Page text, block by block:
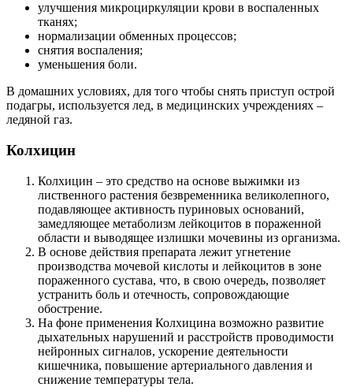
улучшения микроциркуляции крови в воспаленных
тканях;
нормализации обменных процессов;
снятия воспаления;
уменьшения боли.
В домашних условиях, для того чтобы снять приступ острой
подагры, используется лед, в медицинских учреждениях –
ледяной газ.
Колхицин
Колхицин – это средство на основе выжимки из
лиственного растения безвременника великолепного,
подавляющее активность пуриновых оснований,
замедляющее метаболизм лейкоцитов в пораженной
области и выводящее излишки мочевины из организма.
В основе действия препарата лежит угнетение
производства мочевой кислоты и лейкоцитов в зоне
пораженного сустава, что, в свою очередь, позволяет
устранить боль и отечность, сопровождающие
обострение.
На фоне применения Колхицина возможно развитие
дыхательных нарушений и расстройств проводимости
нейронных сигналов, ускорение деятельности
кишечника, повышение артериального давления и
снижение температуры тела.